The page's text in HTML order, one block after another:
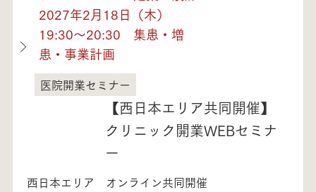
2027年2月18日（木）
19:30～20:30 集患・増
患・事業計画
兵庫県
医院開業セミナー
【西日本エリア共同開催】
クリニック開業WEBセミナ
ー
西日本エリア オンライン共同開催